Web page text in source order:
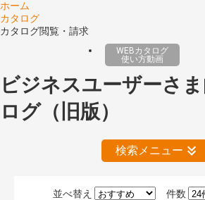
ホーム
カタログ
カタログ閲覧・請求
WEBカタログ
使い方動画
ビジネスユーザーさ
ログ（旧版）
検索メニュー
件数
並べ替え